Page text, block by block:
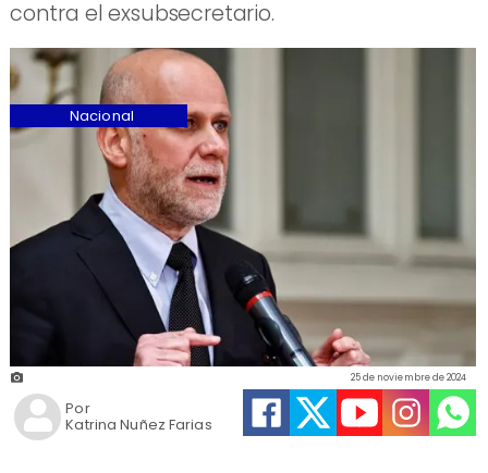
contra el exsubsecretario.
Katrina Nuñez Farias
25 de noviembre de 2024
Nacional
Por